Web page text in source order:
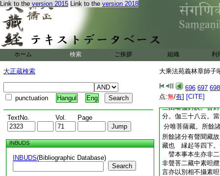
Link to the version 2015 Link to the version 2018
ホーム 検索 ご挨拶 組織 利
大正蔵検索
punctuation Hangul Eng
TextNo. Vol. Page
INBUDS
INBUDS(Bibliographic Database)
Search
大乘法苑義林章師子
696 697 698
点:無/有] [CITE]
菩二藏毘奈耶攝
唯菩薩藏素呾覽攝
議一通聲菩二 對
有其七者。縁･譬･
分據實初五下。
亦聲聞 但説彼五者
述如實義
[章]三十八云 至
三由瑜伽對説。會
分。伽三十八云。
分唯菩薩藏。所餘
所餘諸分有聲聞藏
藏也 縁起等四下。
譬本事本生亦非
非聲菩二藏中素呾
言亦以別相不攝素